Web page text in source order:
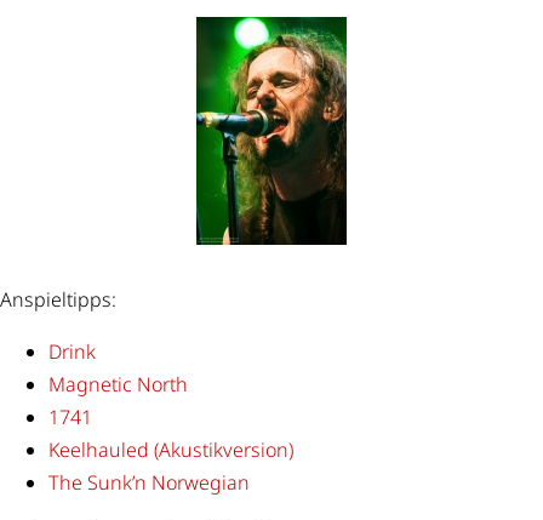
Anspieltipps:
Drink
Magnetic North
1741
Keelhauled (Akustikversion)
The Sunk’n Norwegian